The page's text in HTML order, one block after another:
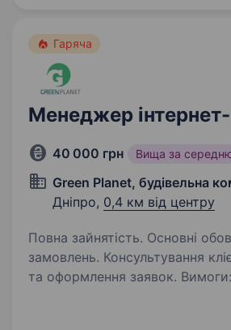
Гаряча
Менеджер
40 000 грн Вища за
Green Planet, будівельна
Дніпро, 0,4 км від центру
Повна зайнятість. Основні обов’язки: Обробка
замовлень. Консультування
та оформлення заявок. Вимоги: грамотна